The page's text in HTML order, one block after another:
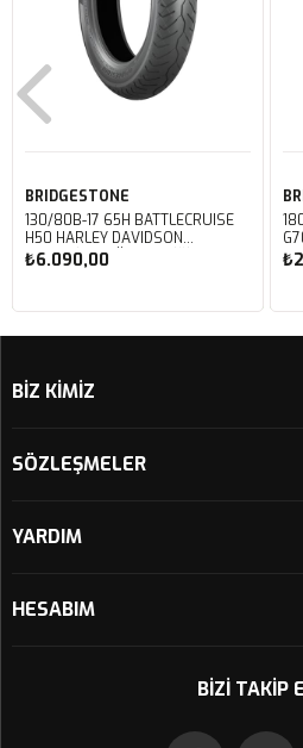
BRIDGESTONE
130/80B-17 65H BATTLECRUISE
H50 HARLEY DAVIDSON
MOTOSIKLET ÖN LASTIĞI (2023)
₺6.090,00
BİZ KİMİZ
SÖZLEŞMELER
YARDIM
HESABIM
BIZI TAKIP